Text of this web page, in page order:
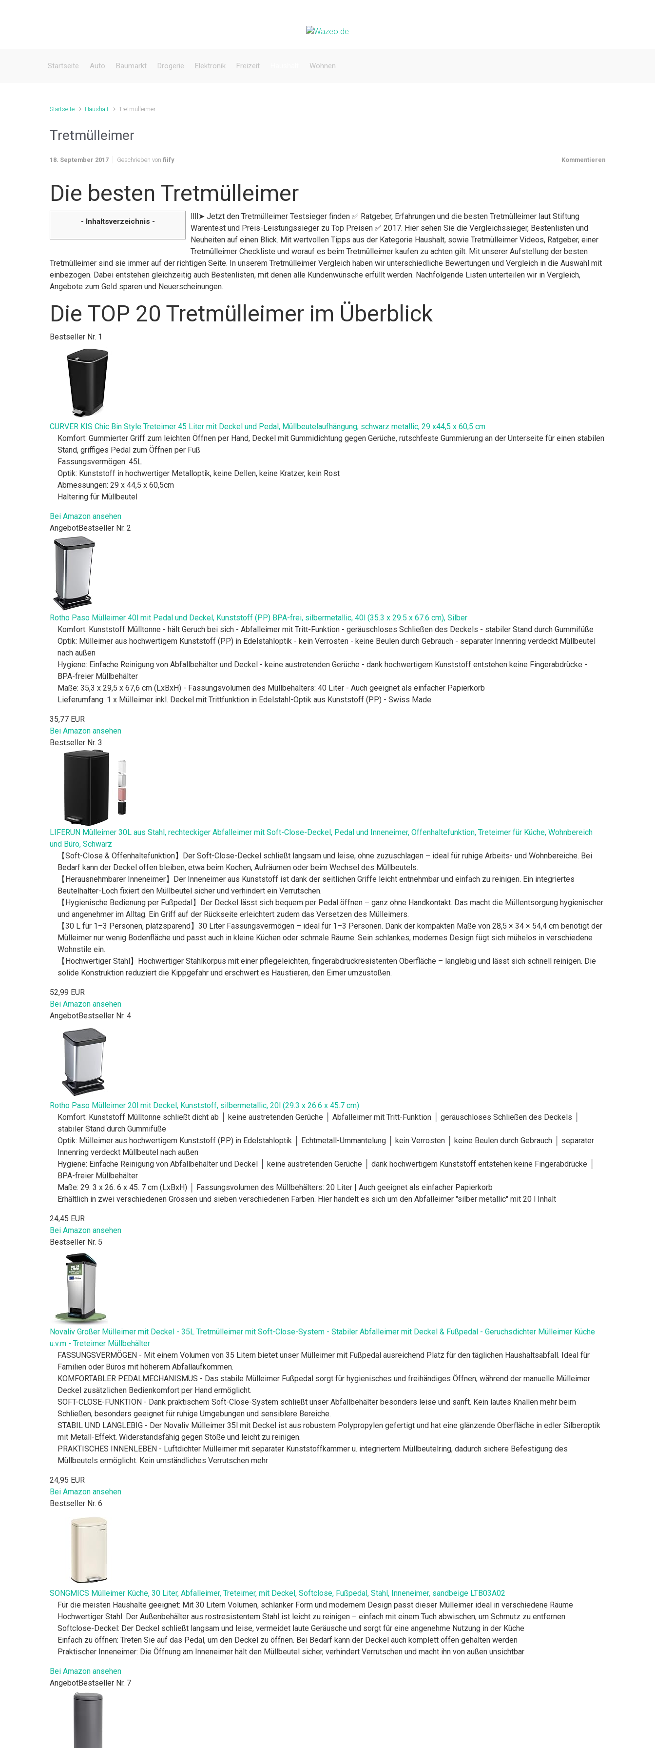
Startseite Auto Baumarkt Drogerie Elektronik Freizeit Wohnen
Startseite Haushalt Tretmülleimer
Tretmülleimer
18. September 2017 Geschrieben von fiify Kommentieren
Die besten Tretmülleimer
- Inhaltsverzeichnis -
llll➤ Jetzt den Tretmülleimer Testsieger finden ✅ Ratgeber, Erfahrungen und die besten Tretmülleimer laut Stiftung
Warentest und Preis-Leistungssieger zu Top Preisen ✅ 2017. Hier sehen Sie die Vergleichssieger, Bestenlisten und
Neuheiten auf einen Blick. Mit wertvollen Tipps aus der Kategorie Haushalt, sowie Tretmülleimer Videos, Ratgeber, einer
Tretmülleimer Checkliste und worauf es beim Tretmülleimer kaufen zu achten gilt. Mit unserer Aufstellung der besten
Tretmülleimer sind sie immer auf der richtigen Seite. In unserem Tretmülleimer Vergleich haben wir unterschiedliche Bewertungen und Vergleich in die Auswahl mit
einbezogen. Dabei entstehen gleichzeitig auch Bestenlisten, mit denen alle Kundenwünsche erfüllt werden. Nachfolgende Listen unterteilen wir in Vergleich,
Angebote zum Geld sparen und Neuerscheinungen.
Die TOP 20 Tretmülleimer im Überblick
Bestseller Nr. 1
CURVER KIS Chic Bin Style Treteimer 45 Liter mit Deckel und Pedal, Müllbeutelaufhängung, schwarz metallic, 29 x44,5 x 60,5 cm
Komfort: Gummierter Griff zum leichten Öffnen per Hand, Deckel mit Gummidichtung gegen Gerüche, rutschfeste Gummierung an der Unterseite für einen stabilen
Stand, griffiges Pedal zum Öffnen per Fuß
Fassungsvermögen: 45L
Optik: Kunststoff in hochwertiger Metalloptik, keine Dellen, keine Kratzer, kein Rost
Abmessungen: 29 x 44,5 x 60,5cm
Haltering für Müllbeutel
Bei Amazon ansehen
AngebotBestseller Nr. 2
Rotho Paso Mülleimer 40l mit Pedal und Deckel, Kunststoff (PP) BPA-frei, silbermetallic, 40l (35.3 x 29.5 x 67.6 cm), Silber
Komfort: Kunststoff Mülltonne - hält Geruch bei sich - Abfalleimer mit Tritt-Funktion - geräuschloses Schließen des Deckels - stabiler Stand durch Gummifüße
Optik: Mülleimer aus hochwertigem Kunststoff (PP) in Edelstahloptik - kein Verrosten - keine Beulen durch Gebrauch - separater Innenring verdeckt Müllbeutel
nach außen
Hygiene: Einfache Reinigung von Abfallbehälter und Deckel - keine austretenden Gerüche - dank hochwertigem Kunststoff entstehen keine Fingerabdrücke -
BPA-freier Müllbehälter
Maße: 35,3 x 29,5 x 67,6 cm (LxBxH) - Fassungsvolumen des Müllbehälters: 40 Liter - Auch geeignet als einfacher Papierkorb
Lieferumfang: 1 x Mülleimer inkl. Deckel mit Trittfunktion in Edelstahl-Optik aus Kunststoff (PP) - Swiss Made
35,77 EUR
Bei Amazon ansehen
Bestseller Nr. 3
LIFERUN Mülleimer 30L aus Stahl, rechteckiger Abfalleimer mit Soft-Close-Deckel, Pedal und Inneneimer, Offenhaltefunktion, Treteimer für Küche, Wohnbereich
und Büro, Schwarz
【Soft-Close & Offenhaltefunktion】Der Soft-Close-Deckel schließt langsam und leise, ohne zuzuschlagen – ideal für ruhige Arbeits- und Wohnbereiche. Bei
Bedarf kann der Deckel offen bleiben, etwa beim Kochen, Aufräumen oder beim Wechsel des Müllbeutels.
【Herausnehmbarer Inneneimer】Der Inneneimer aus Kunststoff ist dank der seitlichen Griffe leicht entnehmbar und einfach zu reinigen. Ein integriertes
Beutelhalter-Loch fixiert den Müllbeutel sicher und verhindert ein Verrutschen.
【Hygienische Bedienung per Fußpedal】Der Deckel lässt sich bequem per Pedal öffnen – ganz ohne Handkontakt. Das macht die Müllentsorgung hygienischer
und angenehmer im Alltag. Ein Griff auf der Rückseite erleichtert zudem das Versetzen des Mülleimers.
【30 L für 1–3 Personen, platzsparend】30 Liter Fassungsvermögen – ideal für 1–3 Personen. Dank der kompakten Maße von 28,5 × 34 × 54,4 cm benötigt der
Mülleimer nur wenig Bodenfläche und passt auch in kleine Küchen oder schmale Räume. Sein schlankes, modernes Design fügt sich mühelos in verschiedene
Wohnstile ein.
【Hochwertiger Stahl】Hochwertiger Stahlkorpus mit einer pflegeleichten, fingerabdruckresistenten Oberfläche – langlebig und lässt sich schnell reinigen. Die
solide Konstruktion reduziert die Kippgefahr und erschwert es Haustieren, den Eimer umzustoßen.
52,99 EUR
Bei Amazon ansehen
AngebotBestseller Nr. 4
Rotho Paso Mülleimer 20l mit Deckel, Kunststoff, silbermetallic, 20l (29.3 x 26.6 x 45.7 cm)
Komfort: Kunststoff Mülltonne schließt dicht ab │ keine austretenden Gerüche │ Abfalleimer mit Tritt-Funktion │ geräuschloses Schließen des Deckels │
stabiler Stand durch Gummifüße
Optik: Mülleimer aus hochwertigem Kunststoff (PP) in Edelstahloptik │ Echtmetall-Ummantelung │ kein Verrosten │ keine Beulen durch Gebrauch │ separater
Innenring verdeckt Müllbeutel nach außen
Hygiene: Einfache Reinigung von Abfallbehälter und Deckel │ keine austretenden Gerüche │ dank hochwertigem Kunststoff entstehen keine Fingerabdrücke │
BPA-freier Müllbehälter
Maße: 29. 3 x 26. 6 x 45. 7 cm (LxBxH) │ Fassungsvolumen des Müllbehälters: 20 Liter | Auch geeignet als einfacher Papierkorb
Erhältlich in zwei verschiedenen Grössen und sieben verschiedenen Farben. Hier handelt es sich um den Abfalleimer "silber metallic" mit 20 l Inhalt
24,45 EUR
Bei Amazon ansehen
Bestseller Nr. 5
Novaliv Großer Mülleimer mit Deckel - 35L Tretmülleimer mit Soft-Close-System - Stabiler Abfalleimer mit Deckel & Fußpedal - Geruchsdichter Mülleimer Küche
u.v.m - Treteimer Müllbehälter
FASSUNGSVERMÖGEN - Mit einem Volumen von 35 Litern bietet unser Mülleimer mit Fußpedal ausreichend Platz für den täglichen Haushaltsabfall. Ideal für
Familien oder Büros mit höherem Abfallaufkommen.
KOMFORTABLER PEDALMECHANISMUS - Das stabile Mülleimer Fußpedal sorgt für hygienisches und freihändiges Öffnen, während der manuelle Mülleimer
Deckel zusätzlichen Bedienkomfort per Hand ermöglicht.
SOFT-CLOSE-FUNKTION - Dank praktischem Soft-Close-System schließt unser Abfallbehälter besonders leise und sanft. Kein lautes Knallen mehr beim
Schließen, besonders geeignet für ruhige Umgebungen und sensiblere Bereiche.
STABIL UND LANGLEBIG - Der Novaliv Mülleimer 35l mit Deckel ist aus robustem Polypropylen gefertigt und hat eine glänzende Oberfläche in edler Silberoptik
mit Metall-Effekt. Widerstandsfähig gegen Stöße und leicht zu reinigen.
PRAKTISCHES INNENLEBEN - Luftdichter Mülleimer mit separater Kunststoffkammer u. integriertem Müllbeutelring, dadurch sichere Befestigung des
Müllbeutels ermöglicht. Kein umständliches Verrutschen mehr
24,95 EUR
Bei Amazon ansehen
Bestseller Nr. 6
SONGMICS Mülleimer Küche, 30 Liter, Abfalleimer, Treteimer, mit Deckel, Softclose, Fußpedal, Stahl, Inneneimer, sandbeige LTB03A02
Für die meisten Haushalte geeignet: Mit 30 Litern Volumen, schlanker Form und modernem Design passt dieser Mülleimer ideal in verschiedene Räume
Hochwertiger Stahl: Der Außenbehälter aus rostresistentem Stahl ist leicht zu reinigen – einfach mit einem Tuch abwischen, um Schmutz zu entfernen
Softclose-Deckel: Der Deckel schließt langsam und leise, vermeidet laute Geräusche und sorgt für eine angenehme Nutzung in der Küche
Einfach zu öffnen: Treten Sie auf das Pedal, um den Deckel zu öffnen. Bei Bedarf kann der Deckel auch komplett offen gehalten werden
Praktischer Inneneimer: Die Öffnung am Inneneimer hält den Müllbeutel sicher, verhindert Verrutschen und macht ihn von außen unsichtbar
Bei Amazon ansehen
AngebotBestseller Nr. 7